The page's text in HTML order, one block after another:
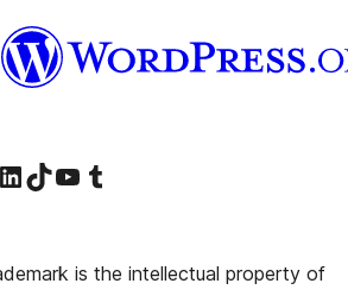
LinkedIn アカウントへTikTok アカウントへYouTube チャンネルへ Tumblr アカウントへ
is the intellectual property of